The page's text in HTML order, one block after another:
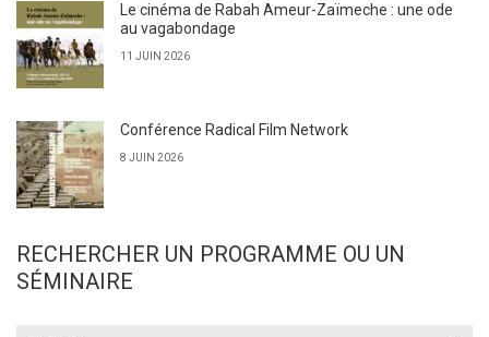
Le cinéma de Rabah Ameur-Zaïmeche : une ode
au vagabondage
11 JUIN 2026
Conférence Radical Film Network
8 JUIN 2026
RECHERCHER UN PROGRAMME OU UN
SÉMINAIRE